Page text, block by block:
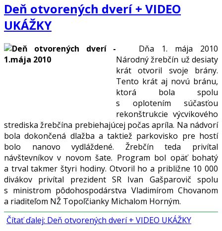
Deň otvorených dverí + VIDEO
UKÁŽKY
Dňa 1. mája 2010
Národný žrebčín už desiaty
krát otvoril svoje brány.
Tento krát aj novú bránu,
ktorá bola spolu
s oplotením súčasťou
rekonštrukcie výcvikového
strediska žrebčína prebiehajúcej počas apríla. Na nádvorí
bola dokončená dlažba a taktiež parkovisko pre hostí
bolo nanovo vydláždené. Žrebčín teda privítal
návštevníkov v novom šate. Program bol opäť bohatý
a trval takmer štyri hodiny. Otvoril ho a približne 10 000
divákov privítal prezident SR Ivan Gašparovič spolu
s ministrom pôdohospodárstva Vladimírom Chovanom
a riaditeľom NŽ Topoľčianky Michalom Horným.
Čítať ďalej: Deň otvorených dverí + VIDEO UKÁŽKY